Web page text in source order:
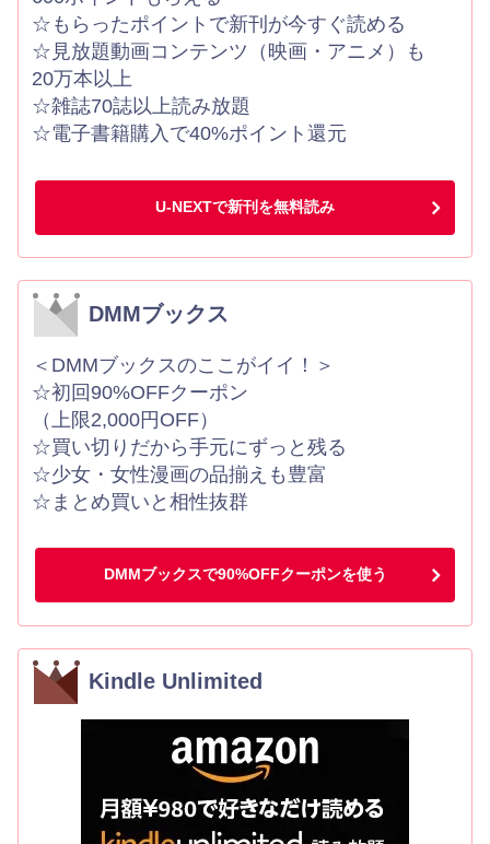
☆もらったポイントで新刊が今すぐ読める
☆見放題動画コンテンツ（映画・アニメ）も
20万本以上
☆雑誌70誌以上読み放題
☆電子書籍購入で40%ポイント還元
U-NEXTで新刊を無料読み
DMMブックス
＜DMMブックスのここがイイ！＞
☆初回90%OFFクーポン
（上限2,000円OFF）
☆買い切りだから手元にずっと残る
☆少女・女性漫画の品揃えも豊富
☆まとめ買いと相性抜群
DMMブックスで90%OFFクーポンを使う
Kindle Unlimited